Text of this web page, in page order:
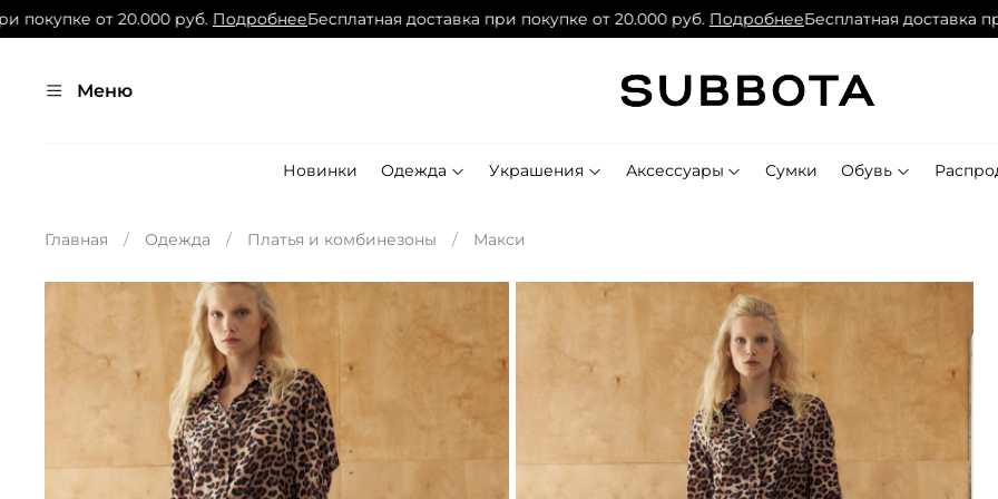
от 20.000 руб. ПодробнееБесплатная доставка при покупке от 20.000 руб. ПодробнееБесплатная доставка при
Меню
Новинки Одежда Украшения Аксессуары Сумки Обувь
Главная Одежда Платья и комбинезоны Макси